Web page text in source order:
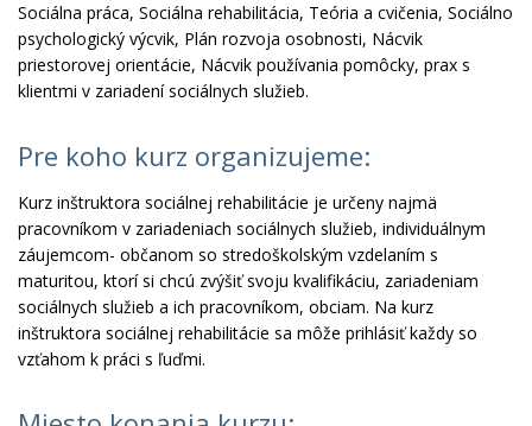
Sociálna práca, Sociálna rehabilitácia, Teória a cvičenia, Sociálno
psychologický výcvik, Plán rozvoja osobnosti, Nácvik
priestorovej orientácie, Nácvik používania pomôcky, prax s
klientmi v zariadení sociálnych služieb.
Pre koho kurz organizujeme:
Kurz inštruktora sociálnej rehabilitácie je určeny najmä
pracovníkom v zariadeniach sociálnych služieb, individuálnym
záujemcom- občanom so stredoškolským vzdelaním s
maturitou, ktorí si chcú zvýšiť svoju kvalifikáciu, zariadeniam
sociálnych služieb a ich pracovníkom, obciam. Na kurz
inštruktora sociálnej rehabilitácie sa môže prihlásiť každy so
vzťahom k práci s ľuďmi.